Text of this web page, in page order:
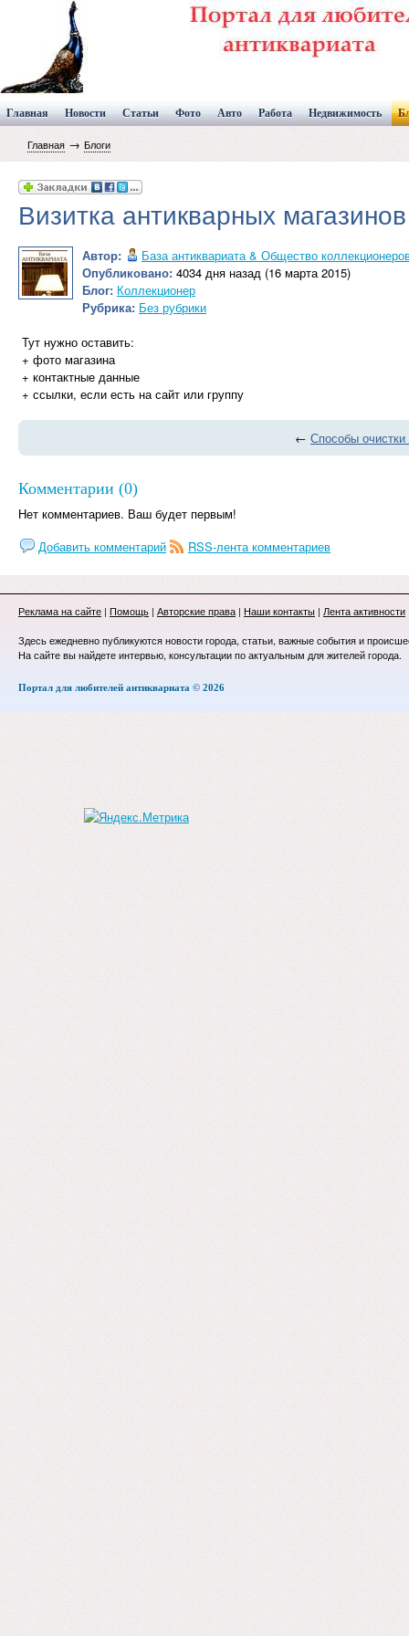
Главная Новости Статьи Фото Авто Работа Недвижимость
Главная → Блоги
Визитка антикварных
Автор:
База антиквариата & Общество
Опубликовано: 4034 дня назад (16 марта 2015)
Блог: Коллекционер
Рубрика: Без рубрики
Тут нужно оставить:
+ фото магазина
+ контактные данные
+ ссылки, если есть на сайт или группу
← Способы
Комментарии (0)
Нет комментариев. Ваш будет первым!
Добавить комментарий
RSS-лента комментариев
Реклама на сайте | Помощь | Авторские права | Наши контакты | Лента активности
Здесь ежедневно публикуются новости города, статьи, важные события и
На сайте вы найдете интервью, консультации по актуальным для жителей города.
Портал для любителей антиквариата © 2026